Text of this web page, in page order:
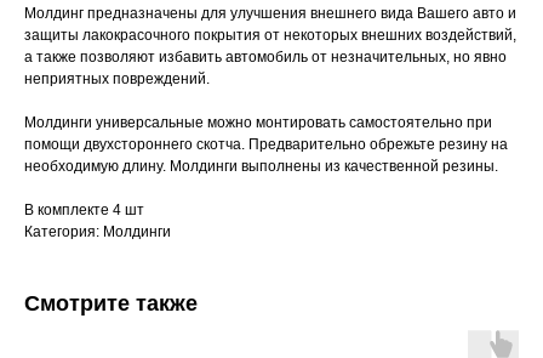
Молдинг предназначены для улучшения внешнего вида Вашего авто и
защиты лакокрасочного покрытия от некоторых внешних воздействий,
а также позволяют избавить автомобиль от незначительных, но явно
неприятных повреждений.
Молдинги универсальные можно монтировать самостоятельно при
помощи двухстороннего скотча. Предварительно обрежьте резину на
необходимую длину. Молдинги выполнены из качественной резины.
В комплекте 4 шт
Категория: Молдинги
Смотрите также